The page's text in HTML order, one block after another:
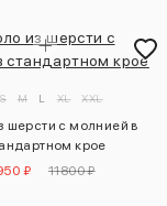
S M L XL XXL
шерсти с молнией в
крое
₽
11800 ₽